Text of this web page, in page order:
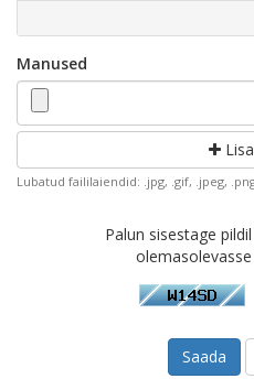
Manused
Lubatud faililaiendid: .jpg, .gif, .jpeg,
Palun sisestage